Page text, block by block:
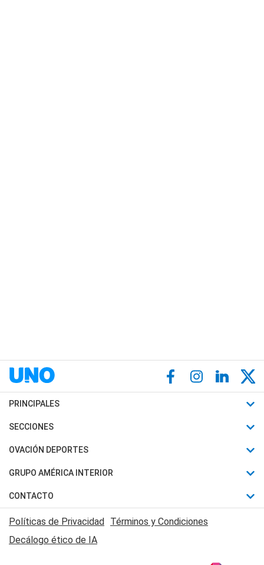
PRINCIPALES
Últimas Noticias
Política
Judiciales
Economia
SECCIONES
Horóscopo
Motores
Trucos caseros
Series y Películas
Edictos y Solicitadas
OVACIÓN DEPORTES
Fútbol
Mundial
Automovilismo
Rugby
GRUPO AMÉRICA INTERIOR
Canal 7 en Vivo
CONTACTO
Acerca de Nosotros
Contactanos
Políticas de Privacidad Términos y Condiciones
Decálogo ético de IA